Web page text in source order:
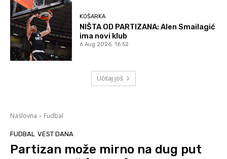
KOŠARKA
NIŠTA OD PARTIZANA: Alen Smailagić
ima novi klub
6 Aug 2026. 16:52
Učitaj još